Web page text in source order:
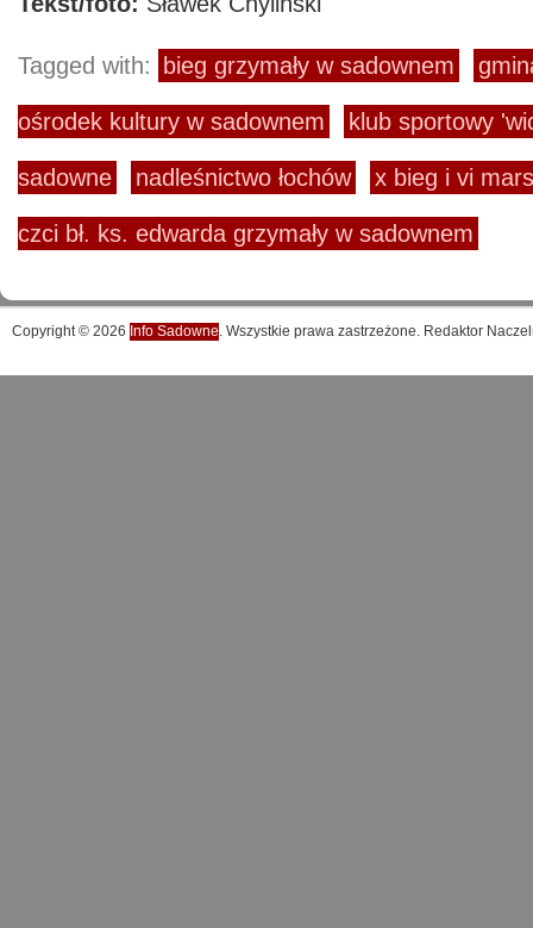
Tagged with: bieg grzymały w sadownem
ośrodek kultury w sadownem klub sportowy
sadowne nadleśnictwo łochów x bieg i vi
czci bł. ks. edwarda grzymały w sadownem
Copyright © 2026 Info Sadowne. Wszystkie prawa zastrzeżone. Redaktor